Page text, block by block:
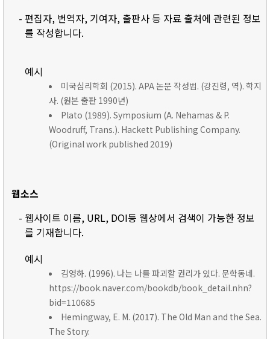
- 편집자, 번역자, 기여자, 출판사 등 자료 출처에 관련된 정보
를 작성합니다.
예시
미국심리학회 (2015). APA 논문 작성법. (강진령, 역). 학지
사. (원본 출판 1990년)
Plato (1989). Symposium (A. Nehamas & P.
Woodruff, Trans.). Hackett Publishing Company.
(Original work published 2019)
웹소스
- 웹사이트 이름, URL, DOI등 웹상에서 검색이 가능한 정보
를 기재합니다.
예시
김영하. (1996). 나는 나를 파괴할 권리가 있다. 문학동네.
https://book.naver.com/bookdb/book_detail.nhn?
bid=110685
Hemingway, E. M. (2017). The Old Man and the Sea.
The Story.